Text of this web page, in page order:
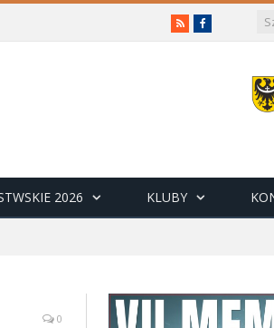
RSSFacebook
2026 KLUBY
0